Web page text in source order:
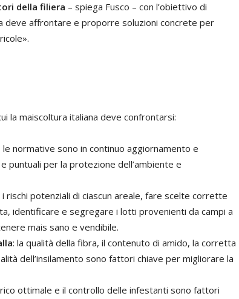
della filiera – spiega Fusco – con l’obiettivo di
deve affrontare e proporre soluzioni concrete per
la maiscoltura italiana deve confrontarsi:
le normative sono in continuo aggiornamento e
per la protezione dell’ambiente e
i rischi potenziali di ciascun areale, fare scelte corrette
identificare e segregare i lotti provenienti da campi a
mais sano e vendibile.
: la qualità della fibra, il contenuto di amido, la corretta
dell’insilamento sono fattori chiave per migliorare la
ottimale e il controllo delle infestanti sono fattori